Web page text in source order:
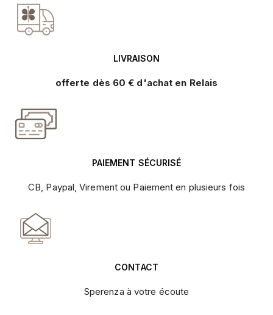
LIVRAISON
offerte dès 60 € d'achat en Relais
PAIEMENT SÉCURISÉ
CB, Paypal, Virement ou Paiement en plusieurs fois
CONTACT
Sperenza à votre écoute